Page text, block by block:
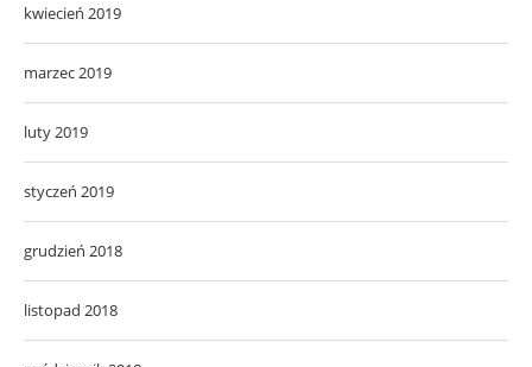
kwiecień 2019
marzec 2019
luty 2019
styczeń 2019
grudzień 2018
listopad 2018